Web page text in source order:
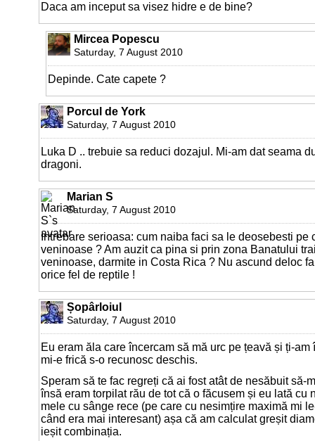
Daca am inceput sa visez hidre e de bine?
Mircea Popescu
Saturday, 7 August 2010
Depinde. Cate capete ?
Porcul de York
Saturday, 7 August 2010
Luka D .. trebuie sa reduci dozajul. Mi-am dat seama
dragoni.
Marian S
Saturday, 7 August 2010
Intrebare serioasa: cum naiba faci sa le deosebesti pe
veninoase ? Am auzit ca pina si prin zona Banatului
veninoase, darmite in Costa Rica ? Nu ascund deloc
orice fel de reptile !
Șopârloiul
Saturday, 7 August 2010
Eu eram ăla care încercam să mă urc pe țeavă și ți-am
mi-e frică s-o recunosc deschis.
Speram să te fac regreți că ai fost atât de nesăbuit să-
însă eram torpilat rău de tot că o făcusem și eu lată cu
mele cu sânge rece (pe care cu nesimțire maximă mi
când era mai interesant) așa că am calculat greșit
ieșit combinația.